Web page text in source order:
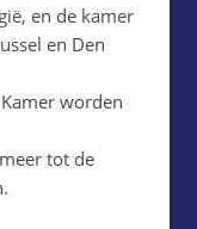
en de kamer
en Den
worden
tot de